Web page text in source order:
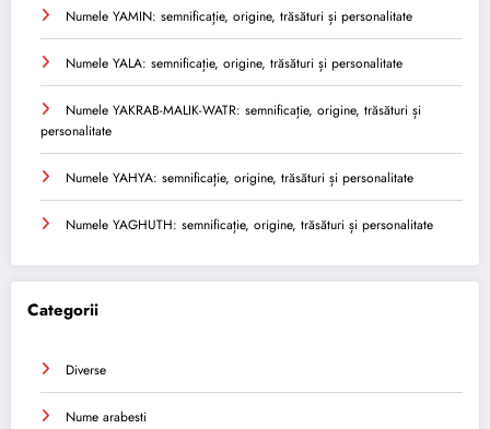
Numele YAMIN: semnificație, origine, trăsături și personalitate
Numele YALA: semnificație, origine, trăsături și personalitate
Numele YAKRAB-MALIK-WATR: semnificație, origine, trăsături și
personalitate
Numele YAHYA: semnificație, origine, trăsături și personalitate
Numele YAGHUTH: semnificație, origine, trăsături și personalitate
Categorii
Diverse
Nume arabesti